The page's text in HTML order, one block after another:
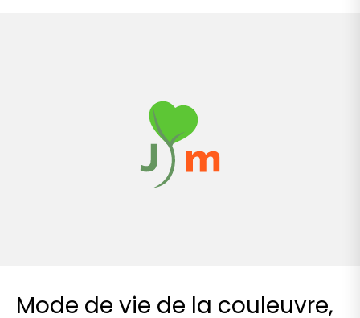
Mode de vie de la couleuvre,